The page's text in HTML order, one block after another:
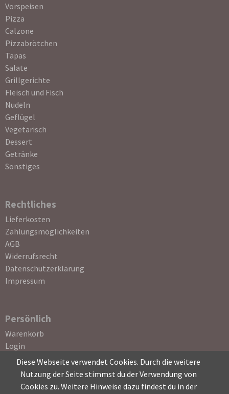
Navigation
überspringen
Vorspeisen
Pizza
Calzone
Pizzabrötchen
Tapas
Salate
Grillgerichte
Fleisch und Fisch
Nudeln
Geflügel
Vegetarisch
Dessert
Getränke
Sonstiges
Rechtliches
Navigation
überspringen
Lieferkosten
Zahlungsmöglichkeiten
AGB
Widerrufsrecht
Datenschutzerklärung
Impressum
Persönlich
Navigation
überspringen
Warenkorb
Login
Registrierung
Passwort vergessen
Diese Webseite verwendet Cookies. Durch die weitere
Nutzung der Seite stimmst du der Verwendung von
Cookies zu. Weitere Hinweise dazu findest du in der